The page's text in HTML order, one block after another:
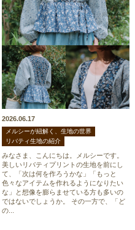
2026.06.17
メルシーが紐解く、生地の世界
リバティ生地の紹介
みなさま、こんにちは。メルシーです。
美しいリバティプリントの生地を前にし
て、「次は何を作ろうかな」「もっと
色々なアイテムを作れるようになりたい
な」と想像を膨らませている方も多いの
ではないでしょうか。 その一方で、「ど
の...